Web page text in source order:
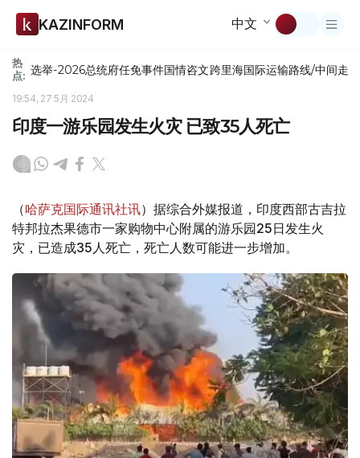
KAZINFORM 中文
热
点: 选举-2026总统府任免事件国情咨文跨里海国际运输路线/中间走廊
19:54, 27 5月 2024
印度一游乐园发生火灾 已致35人死亡
（哈萨克国际通讯社讯）据综合外媒报道，印度西部古吉拉
特邦拉杰果德市一家购物中心附属的游乐园25日发生火
灾，已造成35人死亡，死亡人数可能进一步增加。